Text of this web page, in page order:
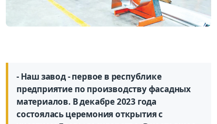
- Наш завод - первое в республике
предприятие по производству фасадных
материалов. В декабре 2023 года
состоялась церемония открытия с